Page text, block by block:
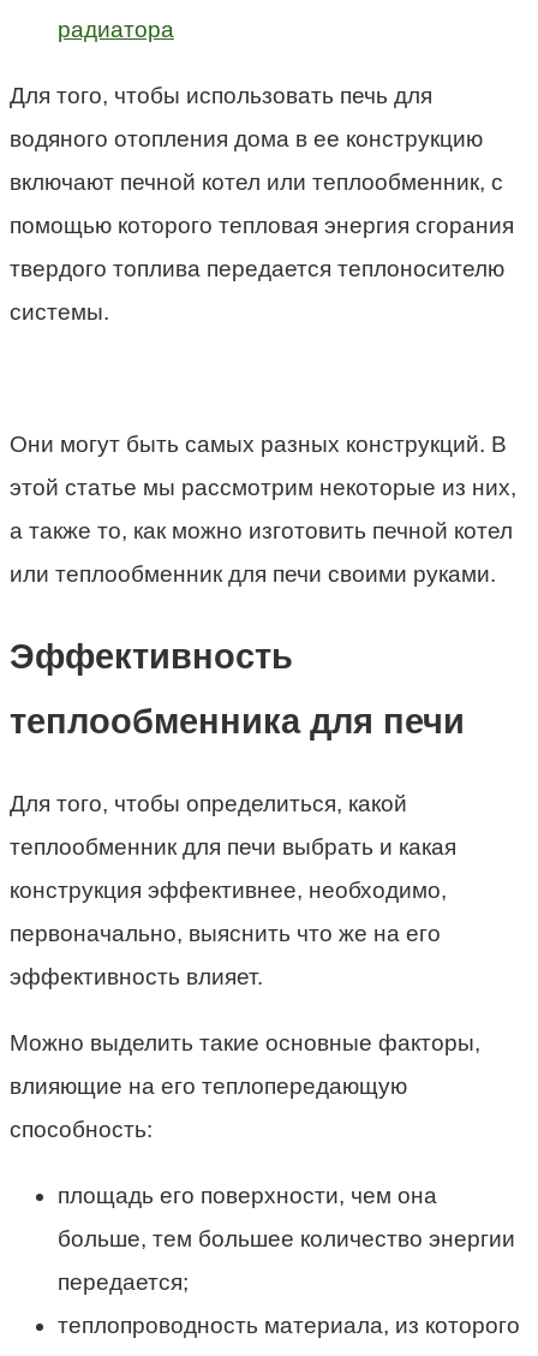
радиатора
Для того, чтобы использовать печь для
водяного отопления дома в ее конструкцию
включают печной котел или теплообменник, с
помощью которого тепловая энергия сгорания
твердого топлива передается теплоносителю
системы.
Они могут быть самых разных конструкций. В
этой статье мы рассмотрим некоторые из них,
а также то, как можно изготовить печной котел
или теплообменник для печи своими руками.
Эффективность
теплообменника для печи
Для того, чтобы определиться, какой
теплообменник для печи выбрать и какая
конструкция эффективнее, необходимо,
первоначально, выяснить что же на его
эффективность влияет.
Можно выделить такие основные факторы,
влияющие на его теплопередающую
способность:
площадь его поверхности, чем она
больше, тем большее количество энергии
передается;
теплопроводность материала, из которого